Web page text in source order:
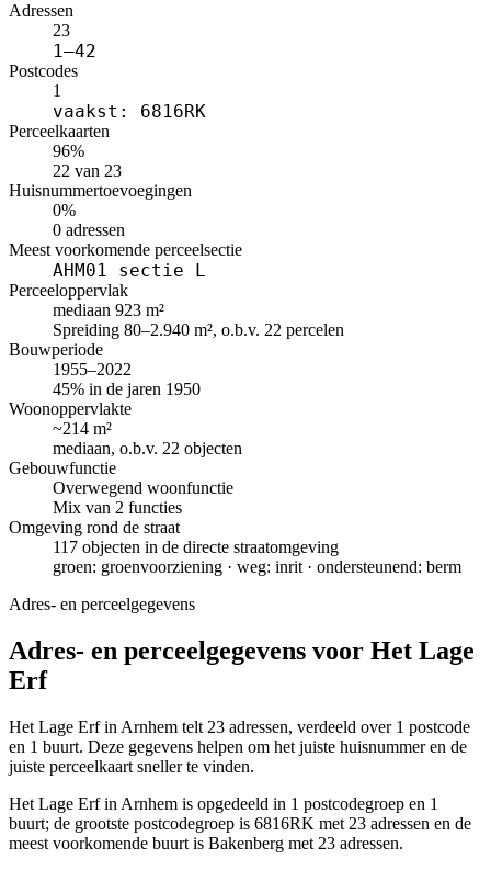
Adressen
23
1–42
Postcodes
1
vaakst: 6816RK
Perceelkaarten
96%
22 van 23
Huisnummertoevoegingen
0%
0 adressen
Meest voorkomende perceelsectie
AHM01 sectie L
Perceeloppervlak
mediaan 923 m²
Spreiding 80–2.940 m², o.b.v. 22 percelen
Bouwperiode
1955–2022
45% in de jaren 1950
Woonoppervlakte
~214 m²
mediaan, o.b.v. 22 objecten
Gebouwfunctie
Overwegend woonfunctie
Mix van 2 functies
Omgeving rond de straat
117 objecten in de directe straatomgeving
groen: groenvoorziening · weg: inrit · ondersteunend: berm
Adres- en perceelgegevens
Adres- en perceelgegevens voor Het Lage
Erf
Het Lage Erf in Arnhem telt 23 adressen, verdeeld over 1 postcode
en 1 buurt. Deze gegevens helpen om het juiste huisnummer en de
juiste perceelkaart sneller te vinden.
Het Lage Erf in Arnhem is opgedeeld in 1 postcodegroep en 1
buurt; de grootste postcodegroep is 6816RK met 23 adressen en de
meest voorkomende buurt is Bakenberg met 23 adressen.